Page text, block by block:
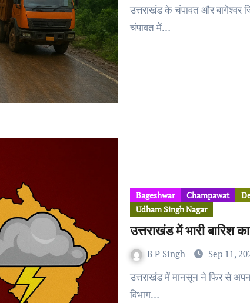
उत्तराखंड के चंपावत और बागेश्वर जिलों में मंगलवार रात हुई भारी बारिश ने भारी तबाही मचाई।
चंपावत में…
Bageshwar Champawat
Udham Singh Nagar
उत्तराखंड में भारी बारिश
B P Singh Sep 11,
उत्तराखंड में मानसून ने फिर से अपना विकराल रूप दिखाना शुरू कर दिया है। भारत मौसम विज्ञान
विभाग…